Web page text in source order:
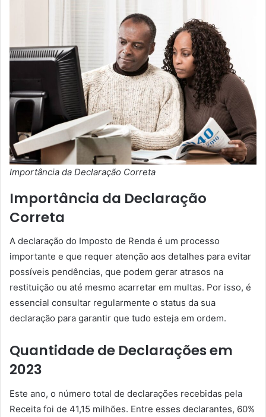
Importância da Declaração Correta
Importância da Declaração
Correta
A declaração do Imposto de Renda é um processo
importante e que requer atenção aos detalhes para evitar
possíveis pendências, que podem gerar atrasos na
restituição ou até mesmo acarretar em multas. Por isso, é
essencial consultar regularmente o status da sua
declaração para garantir que tudo esteja em ordem.
Quantidade de Declarações em
2023
Este ano, o número total de declarações recebidas pela
Receita foi de 41,15 milhões. Entre esses declarantes, 60%